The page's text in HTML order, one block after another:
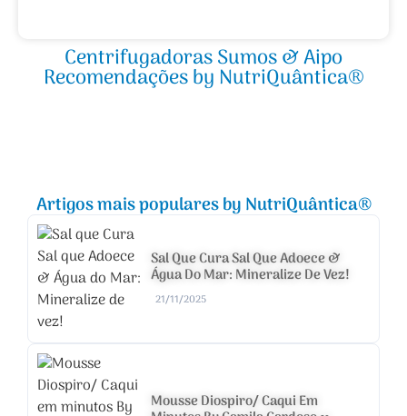
Centrifugadoras Sumos & Aipo
Recomendações by NutriQuântica®
Artigos mais populares by NutriQuântica®
Sal Que Cura Sal Que Adoece &
Água Do Mar: Mineralize De Vez!
21/11/2025
Mousse Diospiro/ Caqui Em